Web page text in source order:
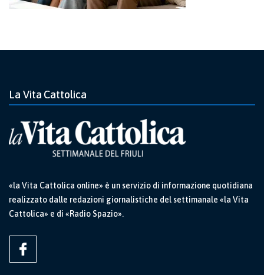
La Vita Cattolica
«la Vita Cattolica online» è un servizio di informazione quotidiana
realizzato dalle redazioni giornalistiche del settimanale «la Vita
Cattolica» e di «Radio Spazio».